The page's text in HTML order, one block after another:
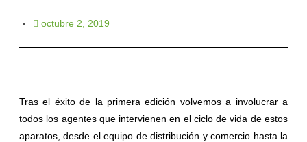
octubre 2, 2019
Tras el éxito de la primera edición volvemos a involucrar a
todos los agentes que intervienen en el ciclo de vida de estos
aparatos, desde el equipo de distribución y comercio hasta la